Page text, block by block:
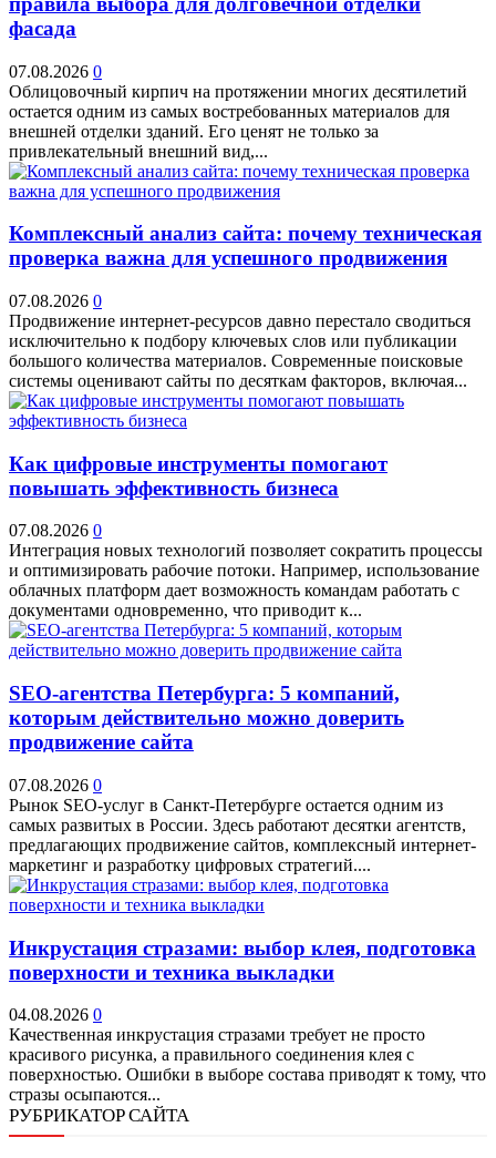
фасада
07.08.2026 0
Облицовочный кирпич на протяжении многих десятилетий
остается одним из самых востребованных материалов для
внешней отделки зданий. Его ценят не только за
привлекательный внешний вид,...
Комплексный анализ сайта: почему техническая
проверка важна для успешного продвижения
07.08.2026 0
Продвижение интернет-ресурсов давно перестало сводиться
исключительно к подбору ключевых слов или публикации
большого количества материалов. Современные поисковые
системы оценивают сайты по десяткам факторов, включая...
Как цифровые инструменты помогают
повышать эффективность бизнеса
07.08.2026 0
Интеграция новых технологий позволяет сократить процессы
и оптимизировать рабочие потоки. Например, использование
облачных платформ дает возможность командам работать с
документами одновременно, что приводит к...
SEO-агентства Петербурга: 5 компаний,
которым действительно можно доверить
продвижение сайта
07.08.2026 0
Рынок SEO-услуг в Санкт-Петербурге остается одним из
самых развитых в России. Здесь работают десятки агентств,
предлагающих продвижение сайтов, комплексный интернет-
маркетинг и разработку цифровых стратегий....
Инкрустация стразами: выбор клея, подготовка
поверхности и техника выкладки
04.08.2026 0
Качественная инкрустация стразами требует не просто
красивого рисунка, а правильного соединения клея с
поверхностью. Ошибки в выборе состава приводят к тому, что
стразы осыпаются...
РУБРИКАТОР САЙТА